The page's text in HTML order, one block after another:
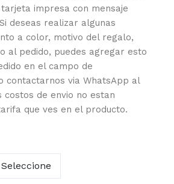
impresa con mensaje
deseas realizar algunas
a color, motivo del regalo,
al pedido, puedes agregar esto
en el campo de
contactarnos via WhatsApp al
costos de envio no estan
que ves en el producto.